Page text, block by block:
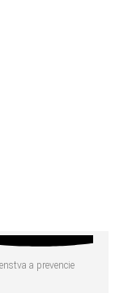
a prevencie